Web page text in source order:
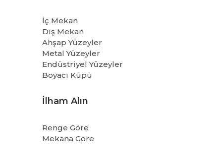
İç Mekan
Dış Mekan
Ahşap Yüzeyler
Metal Yüzeyler
Endüstriyel Yüzeyler
Boyacı Küpü
İlham Alın
Renge Göre
Mekana Göre